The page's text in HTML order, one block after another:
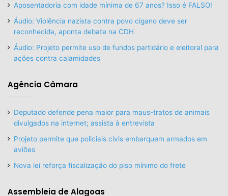
Aposentadoria com idade mínima de 67 anos? Isso é FALSO!
Áudio: Violência nazista contra povo cigano deve ser
reconhecida, aponta debate na CDH
Áudio: Projeto permite uso de fundos partidário e eleitoral para
ações contra calamidades
Agência Câmara
Deputado defende pena maior para maus-tratos de animais
divulgados na internet; assista à entrevista
Projeto permite que policiais civis embarquem armados em
aviões
Nova lei reforça fiscalização do piso mínimo do frete
Assembleia de Alagoas